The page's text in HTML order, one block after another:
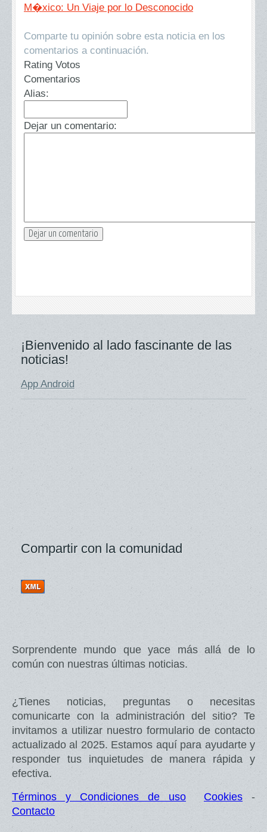
M�xico: Un Viaje por lo Desconocido
Comparte tu opinión sobre esta noticia en los
comentarios a continuación.
Rating Votos
Comentarios
Alias:
Dejar un comentario:
¡Bienvenido al lado fascinante de las
noticias!
App Android
Compartir con la comunidad
Sorprendente mundo que yace más allá de lo
común con nuestras últimas noticias.
¿Tienes noticias, preguntas o necesitas
comunicarte con la administración del sitio? Te
invitamos a utilizar nuestro formulario de contacto
actualizado al 2025. Estamos aquí para ayudarte y
responder tus inquietudes de manera rápida y
efectiva.
Términos y Condiciones de uso
Cookies -
Contacto